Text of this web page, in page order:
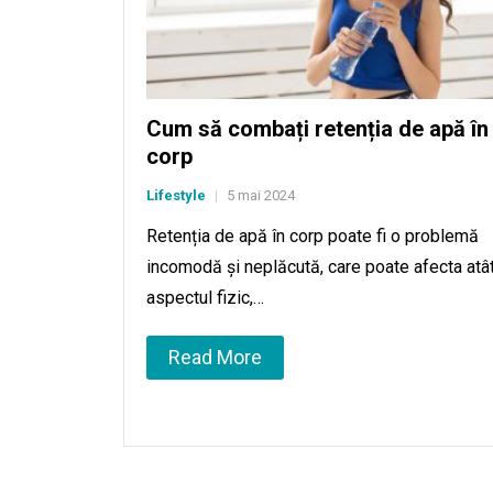
Cum să combați retenția de apă în
corp
Lifestyle | 5 mai 2024
Retenția de apă în corp poate fi o problemă
incomodă și neplăcută, care poate afecta
aspectul fizic,…
Read More